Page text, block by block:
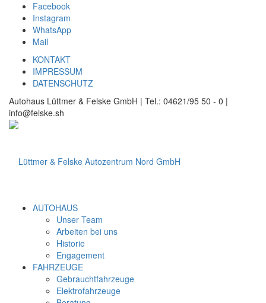
Facebook
Instagram
WhatsApp
Mail
KONTAKT
IMPRESSUM
DATENSCHUTZ
Autohaus Lüttmer & Felske GmbH | Tel.: 04621/95 50 - 0 |
info@felske.sh
AUTOHAUS
Unser Team
Arbeiten bei uns
Historie
Engagement
FAHRZEUGE
Gebrauchtfahrzeuge
Elektrofahrzeuge